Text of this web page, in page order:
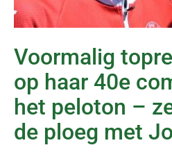
Voormalig
op haar 40e
het peloton –
de ploeg met